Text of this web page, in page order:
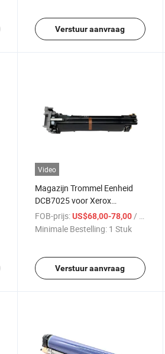
Verstuur aanvraag
Video
Magazijn Trommel Eenheid
DCB7025 voor Xerox
Compatibel B7025 B7030
B7035 Copier
FOB-prijs: US$68,00-78,00 / Stuk
Minimale Bestelling: 1 Stuk
Verstuur aanvraag